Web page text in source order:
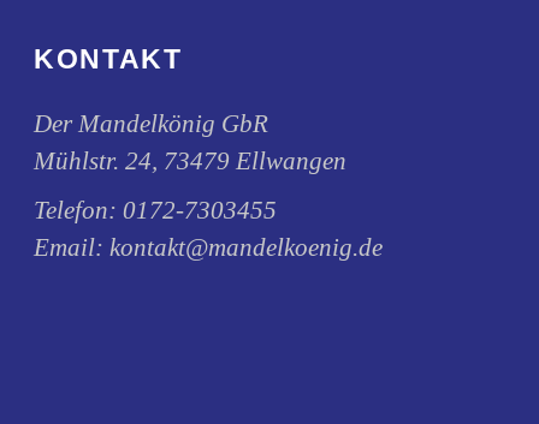
KONTAKT
Der Mandelkönig GbR
Mühlstr. 24, 73479 Ellwangen
Telefon:0172-7303455
Email:kontakt@mandelkoenig.de